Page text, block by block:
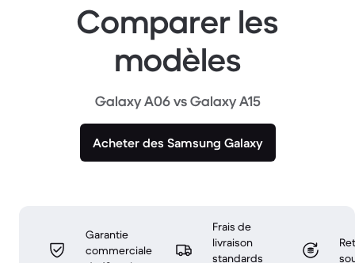
Comparer les
modèles
Galaxy A06 vs Galaxy A15
Acheter des Samsung Galaxy
Garantie
commerciale
Frais de
livraison
standards